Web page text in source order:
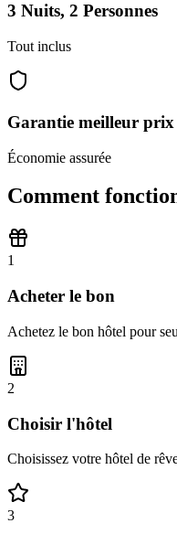
3 Nuits, 2 Personnes
Tout inclus
Garantie meilleur prix
Économie assurée
Comment
1
Acheter le bon
Achetez le bon hôtel pour
2
Choisir l'hôtel
Choisissez votre hôtel de
3